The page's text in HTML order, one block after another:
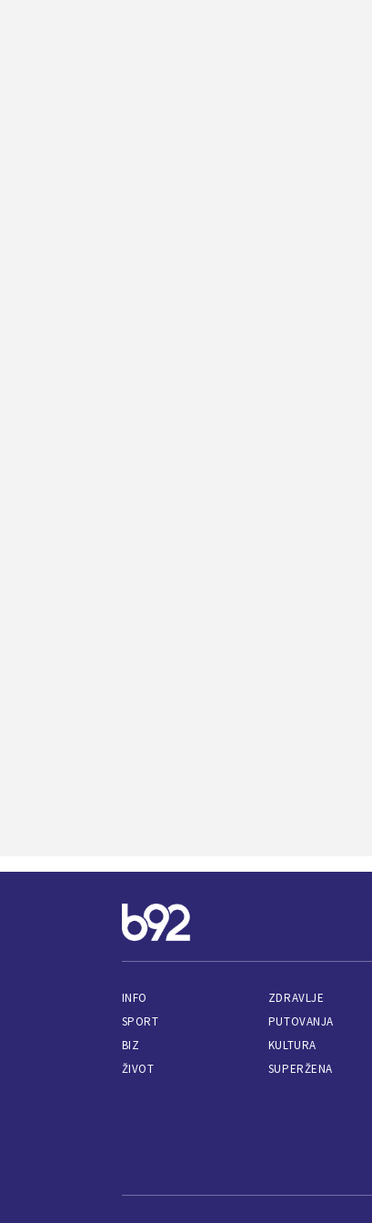
INFO
SPORT
BIZ
ŽIVOT
ZDRAVLJE
PUTOVANJA
KULTURA
SUPERŽENA